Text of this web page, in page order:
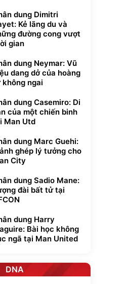
dung Dimitri
Kẻ lãng du và
đường cong vượt
gian
dung Neymar: Vũ
dang dở của hoàng
không ngai
dung Casemiro: Di
của một chiến binh
Man Utd
dung Marc Guehi:
ghép lý tưởng cho
City
dung Sadio Mane:
đài bất tử tại
dung Harry
Bài học không
ngã tại Man United
DNA